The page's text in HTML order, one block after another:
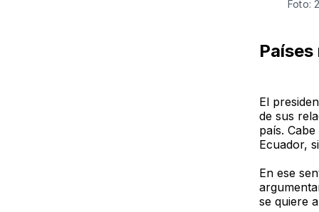
Foto:
El
de sus
país.
Ecuador,
En ese
se quiere